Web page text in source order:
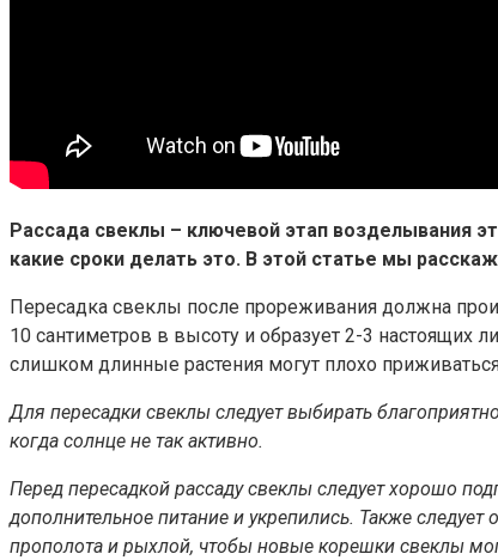
Рассада свеклы – ключевой этап возделывания
какие сроки делать это. В этой статье мы
Пересадка свеклы после прореживания должна
10 сантиметров в высоту и образует 2-3 настоящих
слишком длинные растения могут плохо
Для пересадки свеклы следует выбирать
когда солнце не так активно.
Перед пересадкой рассаду свеклы следует хорошо
дополнительное питание и укрепились. Также
прополота и рыхлой, чтобы новые корешки свеклы